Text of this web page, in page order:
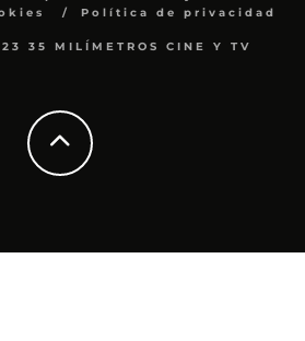
Política de privacidad
35 MILÍMETROS CINE Y TV